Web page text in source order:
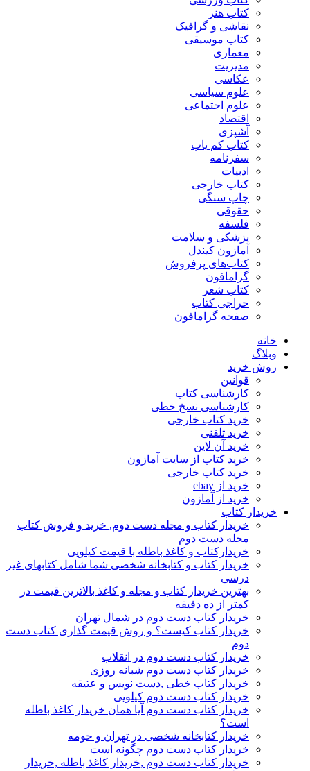
کتاب هنر
نقاشی و گرافیک
کتاب موسیقی
معماری
مدیریت
عکاسی
علوم سیاسی
علوم اجتماعی
اقتصاد
آشپزی
کتاب کم یاب
سفرنامه
ادبیات
کتاب خارجی
چاپ سنگی
حقوقی
فلسفه
پزشکی و سلامت
آمازون کیندل
کتاب‌های پرفروش
گرامافون
کتاب شعر
حراجی کتاب
صفحه گرامافون
خانه
وبلاگ
روش خرید
قوانین
کارشناسی کتاب
کارشناسی نسخ خطی
خرید کتاب خارجی
خرید تلفنی
خرید آن لاین
خرید کتاب از سایت آمازون
خرید کتاب خارجی
خرید از ebay
خرید از آمازون
خریدار کتاب
خریدار کتاب و مجله دست دوم, خرید و فروش کتاب
مجله دست دوم
خریدارکتاب و کاغذ باطله با قیمت کیلویی
خریدار کتاب و کتابخانه شخصی شما شامل کتابهای غیر
درسی
بهترین خریدار کتاب و مجله و کاغذ بالاترین قیمت در
کمتر از ده دقیقه
خریدار کتاب دست دوم در شمال تهران
خریدار کتاب کیست؟ و روش قیمت گذاری کتاب دست
دوم
خریدار کتاب دست دوم در انقلاب
خریدار کتاب دست دوم شبانه روزی
خریدار کتاب خطی ,دست نویس و عتیقه
خریدار کتاب دست دوم کیلویی
خریدار کتاب دست دوم آیا همان خریدار کاغذ باطله
است؟
خریدار کتابخانه شخصی در تهران و حومه
خریدار کتاب دست دوم چگونه است
خریدار کتاب دست دوم ,خریدار کاغذ باطله ,خریدار